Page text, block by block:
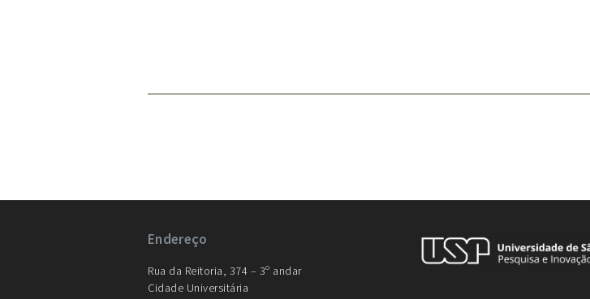
Endereço
Rua da Reitoria, 374 – 3º andar
Cidade Universitária